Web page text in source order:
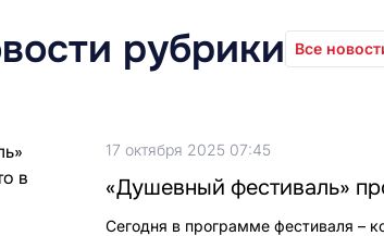
рубрики Все
17 октября 2025 07:45
«Душевный фестиваль»
Сегодня в программе фестиваля –